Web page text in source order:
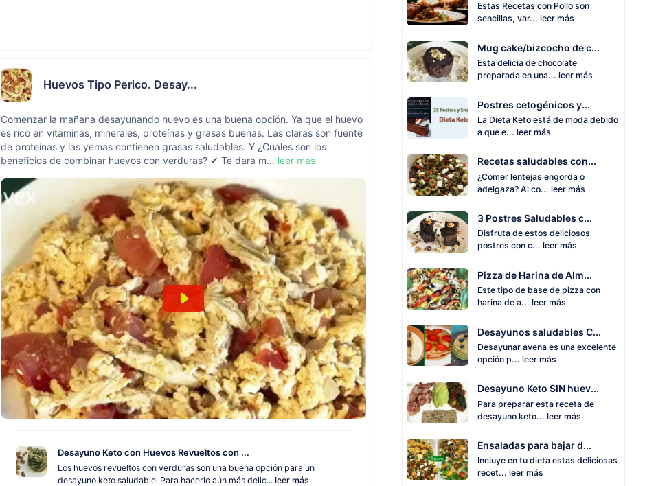
Huevos Tipo Perico. Desay...
Comenzar la mañana desayunando huevo es una buena opción. Ya que el huevo
es rico en vitaminas, minerales, proteínas y grasas buenas. Las claras son fuente
de proteínas y las yemas contienen grasas saludables. Y ¿Cuáles son los
beneficios de combinar huevos con verduras? ✔ Te dará m... leer más
Desayuno Keto con Huevos Revueltos con ...
Los huevos revueltos con verduras son una buena opción para un
desayuno keto saludable. Para hacerlo aún más delic... leer más
Estas Recetas con Pollo son
sencillas, var... leer más
Mug cake/bizcocho de c...
Esta delicia de chocolate
preparada en una... leer más
Postres cetogénicos y...
La Dieta Keto está de moda debido
a que e... leer más
Recetas saludables con...
¿Comer lentejas engorda o
adelgaza? Al co... leer más
3 Postres Saludables c...
Disfruta de estos deliciosos
postres con c... leer más
Pizza de Harina de Alm...
Este tipo de base de pizza con
harina de a... leer más
Desayunos saludables C...
Desayunar avena es una excelente
opción p... leer más
Desayuno Keto SIN huev...
Para preparar esta receta de
desayuno keto... leer más
Ensaladas para bajar d...
Incluye en tu dieta estas deliciosas
recet... leer más